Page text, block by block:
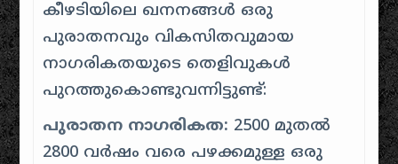
കീഴടിയിലെ ഖനനങ്ങൾ ഒരു
പുരാതനവും വികസിതവുമായ
നാഗരികതയുടെ തെളിവുകൾ
പുറത്തുകൊണ്ടുവന്നിട്ടുണ്ട്:
പുരാതന നാഗരികത: 2500 മുതൽ
2800 വർഷം വരെ പഴക്കമുള്ള ഒരു